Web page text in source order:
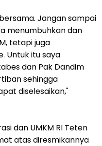
Jangan sampai
menumbuhkan dan
tetapi juga
Untuk itu saya
dan Pak Dandim
sehingga
diselesaikan,"
dan UMKM RI Teten
atas diresmikannya